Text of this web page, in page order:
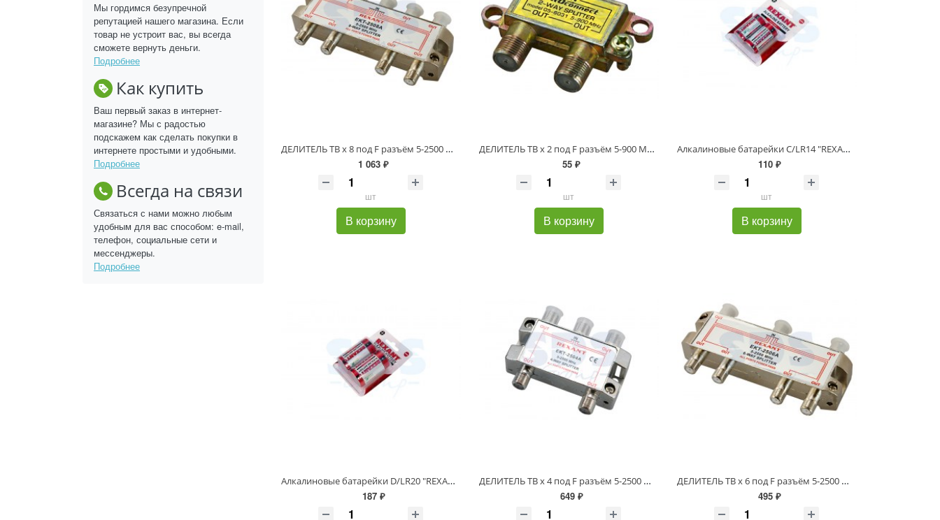
Мы гордимся безупречной
репутацией нашего магазина. Если
товар не устроит вас, вы всегда
сможете вернуть деньги.
Подробнее
Как купить
Ваш первый заказ в интернет-
магазине? Мы с радостью
подскажем как сделать покупки в
интернете простыми и удобными.
Подробнее
Всегда на связи
Связаться с нами можно любым
удобным для вас способом: e-mail,
телефон, социальные сети и
мессенджеры.
Подробнее
ДЕЛИТЕЛЬ ТВ х 8 под F разъём 5-2500 МГц "СПУТНИК" REXANT
1 063 ₽
шт
В корзину
ДЕЛИТЕЛЬ ТВ х 2 под F разъём 5-900 МГц PROCONNECT
55 ₽
шт
В корзину
Алкалиновые батарейки С/LR14 "REXANT" 2 шт 1,5 V 8000 mAh блистер
110 ₽
шт
В корзину
Алкалиновые батарейки D/LR20 "REXANT" 2шт 1,5 V 15200 mAh блистер
187 ₽
ДЕЛИТЕЛЬ ТВ х 4 под F разъём 5-2500 МГц "СПУТНИК" REXANT
649 ₽
ДЕЛИТЕЛЬ ТВ х 6 под F разъём 5-2500 МГц "СПУТНИК" REXANT
495 ₽